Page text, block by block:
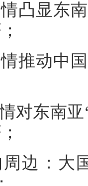
凸显东
推动中
对东南
周边：大